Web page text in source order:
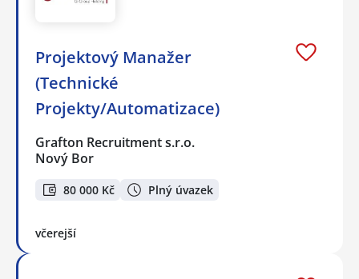
Projektový Manažer
(Technické
Projekty/Automatizace)
Grafton Recruitment s.r.o.
Nový Bor
80 000 Kč Plný úvazek
včerejší